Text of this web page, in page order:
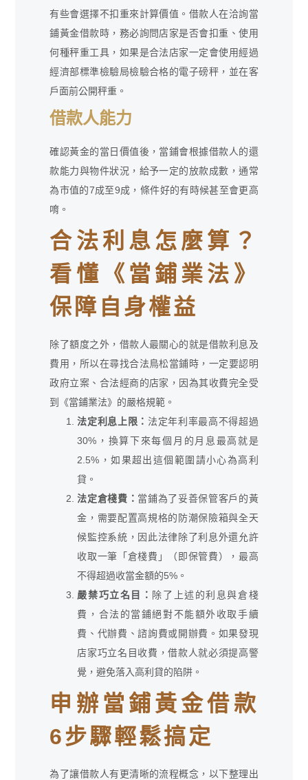
有些會選擇不扣重來計算價值。借款人在洽詢當
鋪黃金借款時，務必詢問店家是否會扣重、使用
何種秤重工具，如果是合法店家一定會使用經過
經濟部標準檢驗局檢驗合格的電子磅秤，並在客
戶面前公開秤重。
借款人能力
確認黃金的當日價值後，當鋪會根據借款人的還
款能力與物件狀況，給予一定的放款成數，通常
為市值的7成至9成，條件好的有時候甚至會更高
唷。
合法利息怎麼算？
看懂《當鋪業法》
保障自身權益
除了額度之外，借款人最關心的就是借款利息及
費用，所以在尋找合法鳥松當鋪時，一定要認明
政府立案、合法經商的店家，因為其收費完全受
到《當鋪業法》的嚴格規範。
法定利息上限： 法定年利率最高不得超過
30%，換算下來每個月的月息最高就是
2.5%，如果超出這個範圍請小心為高利
貸。
法定倉棧費： 當鋪為了妥善保管客戶的黃
金，需要配置高規格的防潮保險箱與全天
候監控系統，因此法律除了利息外還允許
收取一筆「倉棧費」（即保管費），最高
不得超過收當金額的5%。
嚴禁巧立名目： 除了上述的利息與倉棧
費，合法的當鋪絕對不能額外收取手續
費、代辦費、諮詢費或開辦費。如果發現
店家巧立名目收費，借款人就必須提高警
覺，避免落入高利貸的陷阱。
申辦當鋪黃金借款
6步驟輕鬆搞定
為了讓借款人有更清晰的流程概念，以下整理出